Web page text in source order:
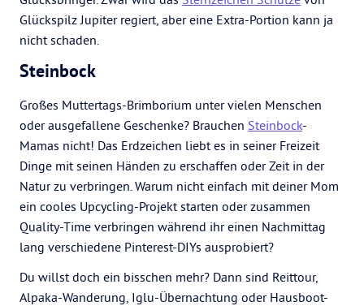
Glückspilz Jupiter regiert, aber eine Extra-Portion kann ja
nicht schaden.
Steinbock
Großes Muttertags-Brimborium unter vielen Menschen
oder ausgefallene Geschenke? Brauchen Steinbock-
Mamas nicht! Das Erdzeichen liebt es in seiner Freizeit
Dinge mit seinen Händen zu erschaffen oder Zeit in der
Natur zu verbringen. Warum nicht einfach mit deiner Mom
ein cooles Upcycling-Projekt starten oder zusammen
Quality-Time verbringen während ihr einen Nachmittag
lang verschiedene Pinterest-DIYs ausprobiert?
Du willst doch ein bisschen mehr? Dann sind Reittour,
Alpaka-Wanderung, Iglu-Übernachtung oder Hausboot-